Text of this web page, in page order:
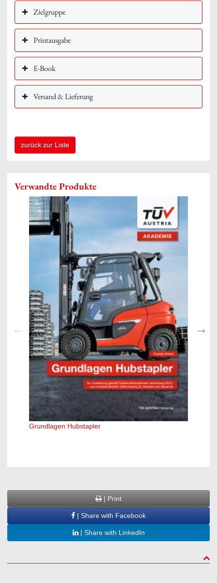
Zielgruppe
Printausgabe
E-Book
Versand & Lieferung
zurück zur Liste
Verwandte Produkte
Grundlagen Hubstapler
| Print
| Share with Facebook
| Share with LinkedIn
to